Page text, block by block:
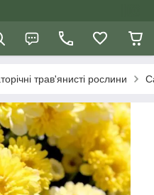
трав'янисті рослини